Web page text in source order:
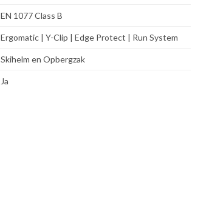
EN 1077 Class B
Ergomatic | Y-Clip | Edge Protect | Run System
Skihelm en Opbergzak
Ja